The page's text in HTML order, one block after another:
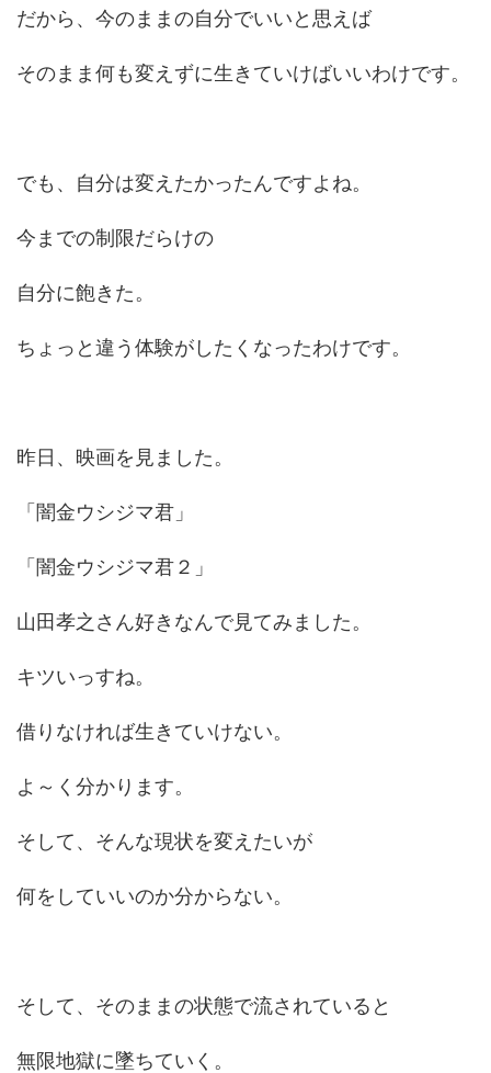
だから、今のままの自分でいいと思えば
そのまま何も変えずに生きていけばいいわけです。
でも、自分は変えたかったんですよね。
今までの制限だらけの
自分に飽きた。
ちょっと違う体験がしたくなったわけです。
昨日、映画を見ました。
「闇金ウシジマ君」
「闇金ウシジマ君２」
山田孝之さん好きなんで見てみました。
キツいっすね。
借りなければ生きていけない。
よ～く分かります。
そして、そんな現状を変えたいが
何をしていいのか分からない。
そして、そのままの状態で流されていると
無限地獄に墜ちていく。